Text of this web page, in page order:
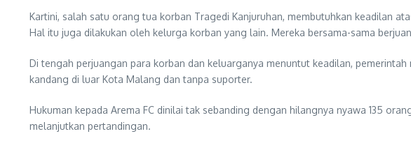
Kartini, salah satu orang tua korban Tragedi Kanjuruhan, membutuhkan keadilan
Hal itu juga dilakukan oleh kelurga korban yang lain. Mereka bersama-sama
Di tengah perjuangan para korban dan keluarganya menuntut keadilan,
kandang di luar Kota Malang dan tanpa suporter.
Hukuman kepada Arema FC dinilai tak sebanding dengan hilangnya nyawa 135
melanjutkan pertandingan.